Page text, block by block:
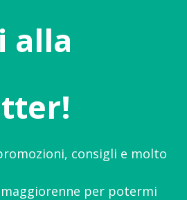
alla
consigli e molto
per potermi